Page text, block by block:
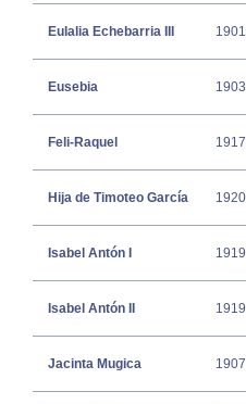
Eulalia Echebarria III
Eusebia
Feli-Raquel
Hija de Timoteo García
Isabel Antón I
Isabel Antón II
Jacinta Mugica